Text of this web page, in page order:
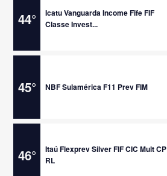
44°
Icatu Vanguarda Income Fife FIF
Classe Invest...
45° NBF Sulamérica F11 Prev FIM
46°
Itaú Flexprev Silver FIF CIC Mult CP
RL